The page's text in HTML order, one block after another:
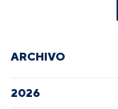
ARCHIVO
2026